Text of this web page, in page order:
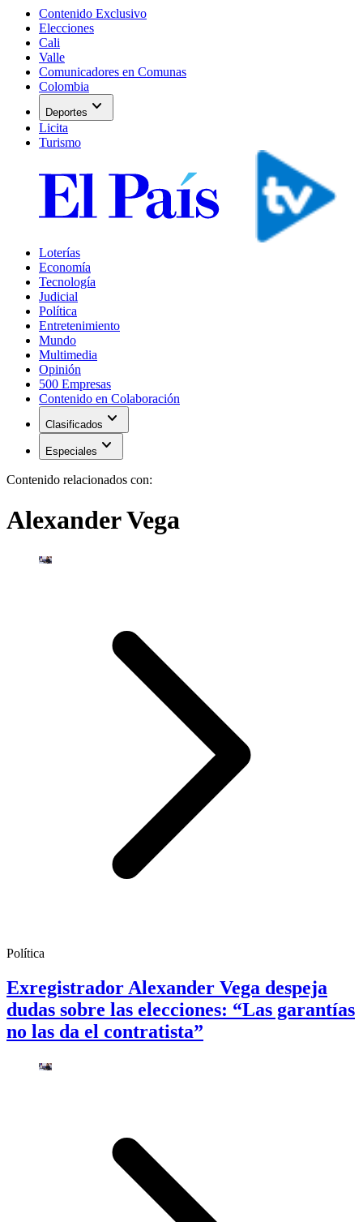
Contenido Exclusivo
Elecciones
Cali
Valle
Comunicadores en Comunas
Colombia
Deportes expand_more
Licita
Turismo
Loterías
Economía
Tecnología
Judicial
Política
Entretenimiento
Mundo
Multimedia
Opinión
500 Empresas
Contenido en Colaboración
Clasificados expand_more
Especiales expand_more
Contenido relacionados con:
Alexander Vega
Política
Exregistrador Alexander Vega despeja
dudas sobre las elecciones: “Las garantías
no las da el contratista”